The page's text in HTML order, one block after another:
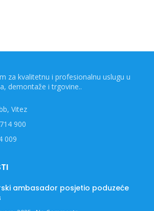
za kvalitetnu i profesionalnu uslugu u
demontaže i trgovine..
Vitez
900
009
ambasador posjetio poduzeće